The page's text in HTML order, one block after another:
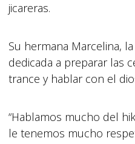
jicareras.
Su hermana Marcelina,
dedicada a preparar las
trance y hablar con el
“Hablamos mucho del
le tenemos mucho